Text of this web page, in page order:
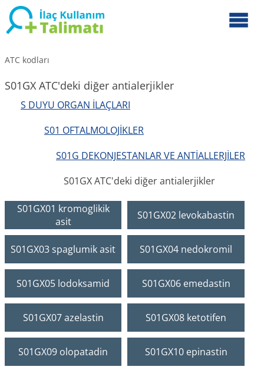
ATC kodları
S01GX ATC'deki diğer antialerjikler
S DUYU ORGAN İLAÇLARI
S01 OFTALMOLOJİKLER
S01G DEKONJESTANLAR VE ANTİALLERJİLER
S01GX ATC'deki diğer antialerjikler
S01GX01 kromoglikik
asit
S01GX02 levokabastin
S01GX03 spaglumik asit S01GX04 nedokromil
S01GX05 lodoksamid S01GX06 emedastin
S01GX07 azelastin S01GX08 ketotifen
S01GX09 olopatadin S01GX10 epinastin